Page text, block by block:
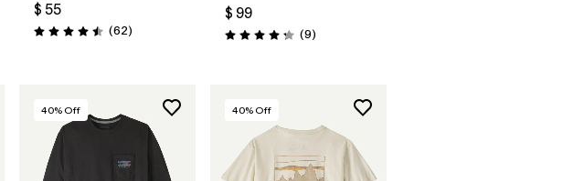
$ 55
Valoración: 4.5 / 5
(62Comentarios
)
$ 99
Valoración: 4.2 / 5
(9Comentarios
)
40% Off 40% Off